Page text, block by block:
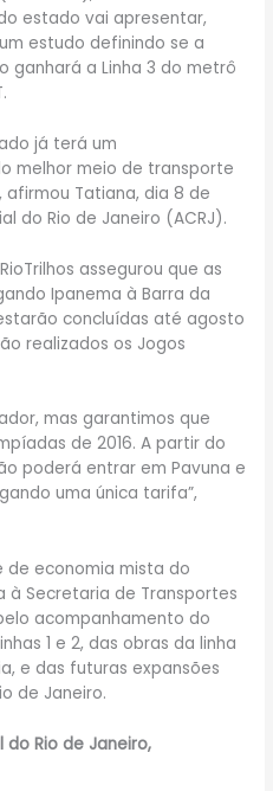
estado vai apresentar,
estudo definindo se a
ganhará a Linha 3 do metrô
já terá um
melhor meio de transporte
Tatiana, dia 8 de
do Rio de Janeiro (ACRJ).
assegurou que as
Ipanema à Barra da
concluídas até agosto
realizados os Jogos
mas garantimos que
de 2016. A partir do
poderá entrar em Pavuna e
uma única tarifa”,
de economia mista do
à Secretaria de Transportes
acompanhamento do
1 e 2, das obras da linha
e das futuras expansões
de Janeiro.
Rio de Janeiro,